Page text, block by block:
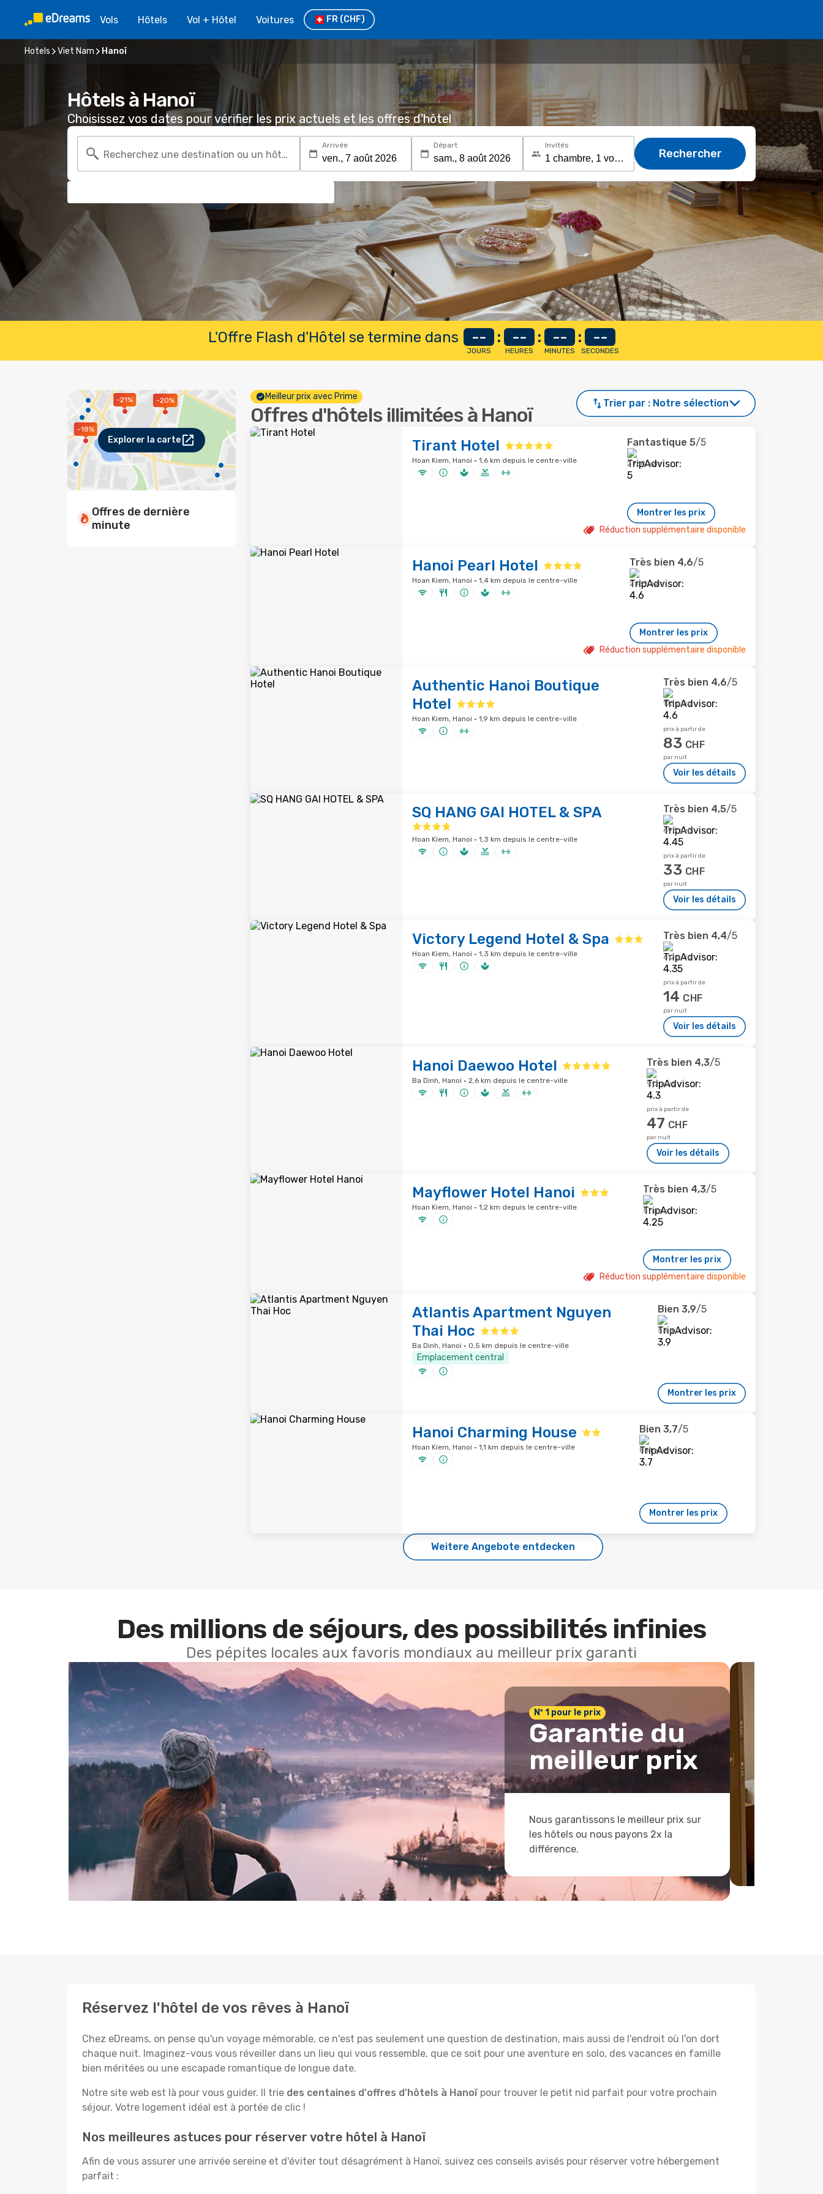
Vols Hôtels Vol + Hôtel Voitures FR (CHF)
Hotels Viet Nam Hanoï
Hôtels à Hanoï
Choisissez vos dates pour vérifier les prix actuels et les offres d'hôtel
Recherchez une destination ou un hôtel
Arrivée Départ Invités
Rechercher
L'Offre Flash d'Hôtel se termine dans --
JOURS
: --
HEURES
: --
MINUTES
: --
SECONDES
-20%
-21%
-18%
Explorer la carte
Offres de dernière
minute
Meilleur prix avec Prime
Offres d'hôtels illimitées à Hanoï
Trier par : Notre sélection
Tirant Hotel
Hoan Kiem, Hanoi · 1,6 km depuis le centre-ville
Fantastique 5/5
2 768 avis
Montrer les prix
Réduction supplémentaire disponible
Hanoi Pearl Hotel
Hoan Kiem, Hanoi · 1,4 km depuis le centre-ville
Très bien 4,6/5
2 189 avis
Montrer les prix
Réduction supplémentaire disponible
Authentic Hanoi Boutique
Hotel
Hoan Kiem, Hanoi · 1,9 km depuis le centre-ville
Très bien 4,6/5
173 avis
prix à partir de
83 CHF
par nuit
Voir les détails
SQ HANG GAI HOTEL & SPA
Hoan Kiem, Hanoi · 1,3 km depuis le centre-ville
Très bien 4,5/5
695 avis
prix à partir de
33 CHF
par nuit
Voir les détails
Victory Legend Hotel & Spa
Hoan Kiem, Hanoi · 1,3 km depuis le centre-ville
Très bien 4,4/5
612 avis
prix à partir de
14 CHF
par nuit
Voir les détails
Hanoi Daewoo Hotel
Ba Dinh, Hanoi · 2,6 km depuis le centre-ville
Très bien 4,3/5
912 avis
prix à partir de
47 CHF
par nuit
Voir les détails
Mayflower Hotel Hanoi
Hoan Kiem, Hanoi · 1,2 km depuis le centre-ville
Très bien 4,3/5
57 avis
Montrer les prix
Réduction supplémentaire disponible
Atlantis Apartment Nguyen
Thai Hoc
Ba Dinh, Hanoi · 0,5 km depuis le centre-ville
Emplacement central
Bien 3,9/5
53 avis
Montrer les prix
Hanoi Charming House
Hoan Kiem, Hanoi · 1,1 km depuis le centre-ville
Bien 3,7/5
881 avis
Montrer les prix
Weitere Angebote entdecken
Des millions de séjours, des possibilités infinies
Des pépites locales aux favoris mondiaux au meilleur prix garanti
Nº 1 pour le prix
Garantie du
meilleur prix
Nous garantissons le meilleur prix sur
les hôtels ou nous payons 2x la
différence.
Réservez l'hôtel de vos rêves à Hanoï
Chez eDreams, on pense qu'un voyage mémorable, ce n'est pas seulement une question de destination, mais aussi de l'endroit où l'on dort
chaque nuit. Imaginez-vous vous réveiller dans un lieu qui vous ressemble, que ce soit pour une aventure en solo, des vacances en famille
bien méritées ou une escapade romantique de longue date.
Notre site web est là pour vous guider. Il trie des centaines d'offres d'hôtels à Hanoï pour trouver le petit nid parfait pour votre prochain
séjour. Votre logement idéal est à portée de clic !
Nos meilleures astuces pour réserver votre hôtel à Hanoï
Afin de vous assurer une arrivée sereine et d'éviter tout désagrément à Hanoï, suivez ces conseils avisés pour réserver votre hébergement
parfait :